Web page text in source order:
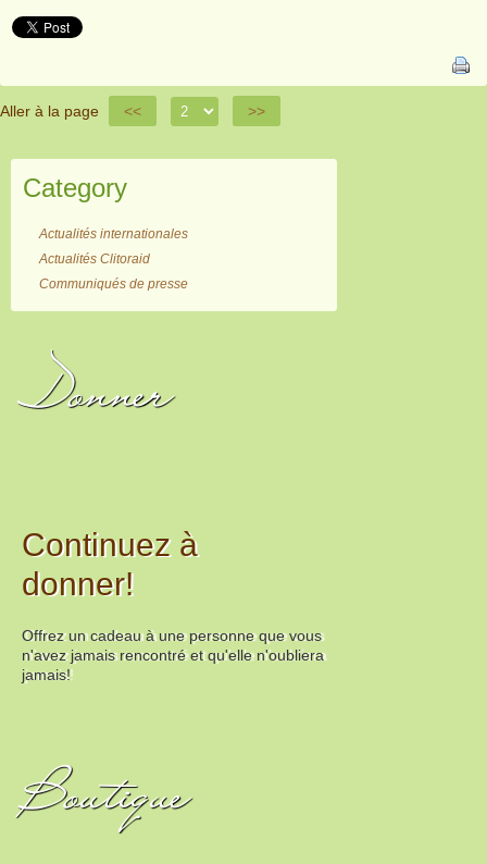
Aller à la page << >>
Category
Actualités internationales
Actualités Clitoraid
Communiqués de presse
Donner
Continuez à
donner!
Offrez un cadeau à une personne que vous
n'avez jamais rencontré et qu'elle n'oubliera
jamais!
Boutique